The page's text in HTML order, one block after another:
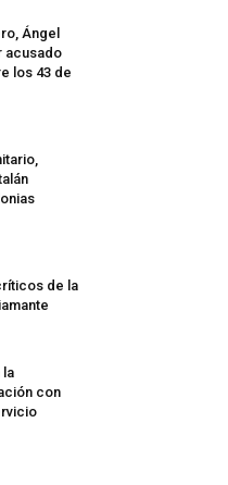
Ángel
acusado
los 43 de
de la
la
con